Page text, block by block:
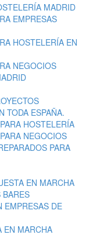
MADRID
EMPRESAS
HOSTELERÍA EN
NEGOCIOS
TODA ESPAÑA.
HOSTELERÍA
NEGOCIOS
PARA
EN MARCHA
BARES
EMPRESAS DE
EN MARCHA